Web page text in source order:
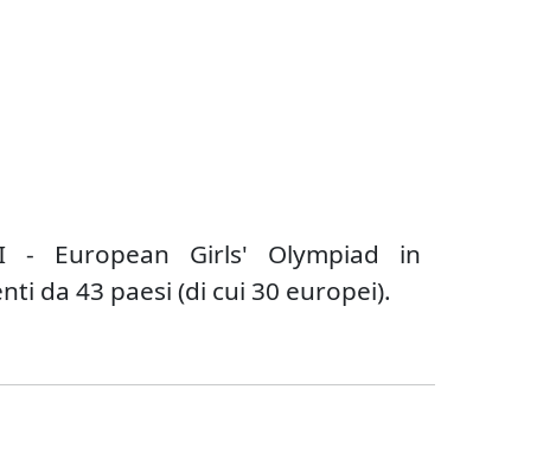
European Girls' Olympiad in
da 43 paesi (di cui 30 europei).